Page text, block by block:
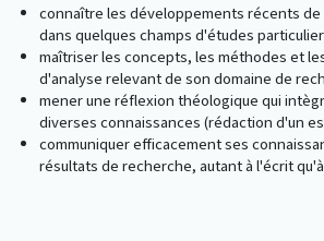
connaître les développements récents
dans quelques champs d'études
maîtriser les concepts, les méthodes et
d'analyse relevant de son domaine de
mener une réflexion théologique qui
diverses connaissances (rédaction d'un
communiquer efficacement ses
résultats de recherche, autant à l'écrit